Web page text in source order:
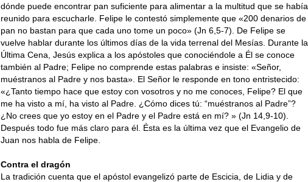
dónde puede encontrar pan suficiente para alimentar a la multitud que se había
reunido para escucharle. Felipe le contestó simplemente que «200 denarios de
pan no bastan para que cada uno tome un poco» (Jn 6,5-7). De Felipe se
vuelve hablar durante los últimos días de la vida terrenal del Mesías. Durante la
Última Cena, Jesús explica a los apóstoles que conociéndole a Él se conoce
también al Padre; Felipe no comprende estas palabras e insiste: «Señor,
muéstranos al Padre y nos basta». El Señor le responde en tono entristecido:
«¿Tanto tiempo hace que estoy con vosotros y no me conoces, Felipe? El que
me ha visto a mí, ha visto al Padre. ¿Cómo dices tú: “muéstranos al Padre”?
¿No crees que yo estoy en el Padre y el Padre está en mí? » (Jn 14,9-10).
Después todo fue más claro para él. Ésta es la última vez que el Evangelio de
Juan nos habla de Felipe.
Contra el dragón
La tradición cuenta que el apóstol evangelizó parte de Escicia, de Lidia y de